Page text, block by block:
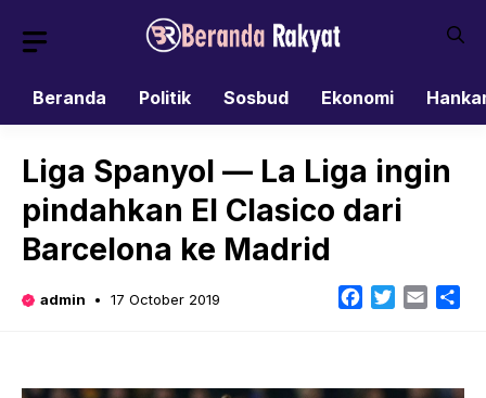
Beranda
Politik Sosbud Ekonomi
Liga Spanyol — La Liga ingin
pindahkan El Clasico dari
Barcelona ke Madrid
admin 17 October 2019 Facebook
TwitterEmail